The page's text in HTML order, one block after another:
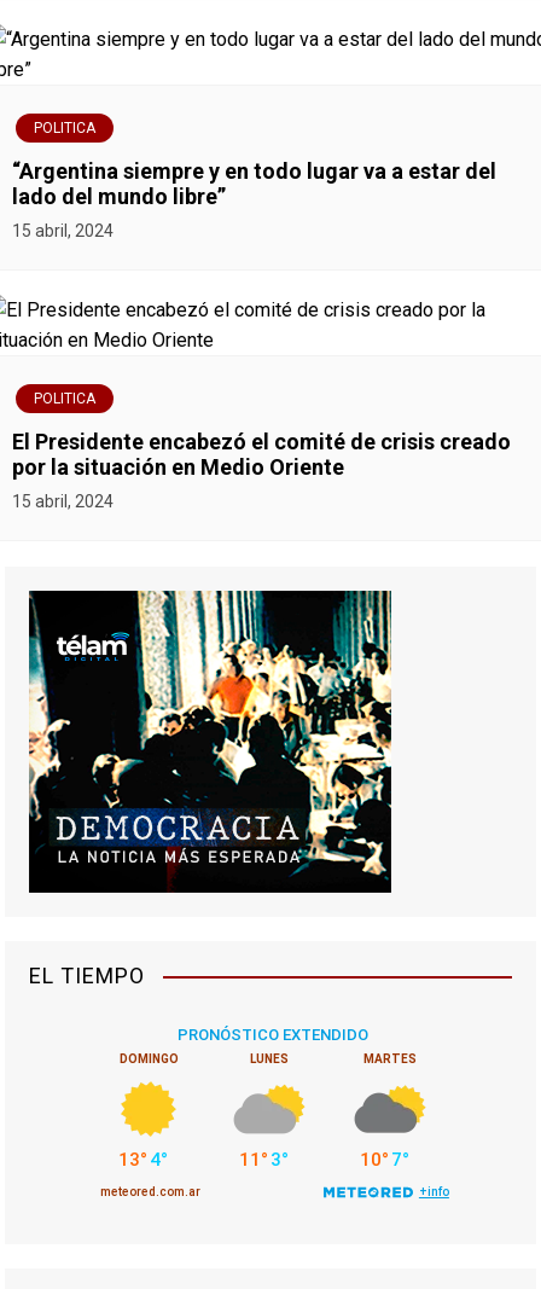
POLITICA
“Argentina siempre y en todo lugar va a estar del
lado del mundo libre”
15 abril, 2024
POLITICA
El Presidente encabezó el comité de crisis creado
por la situación en Medio Oriente
15 abril, 2024
EL TIEMPO